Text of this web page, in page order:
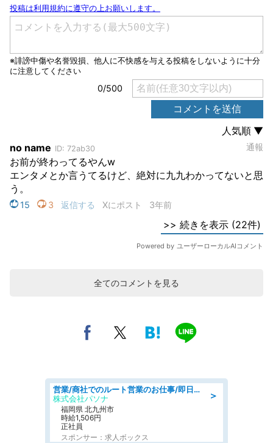
全てのコメントを見る
＞
営業/商社でのルート営業のお仕事/即日勤務可/車通勤可/営業
株式会社パソナ
福岡県 北九州市
時給1,506円
正社員
スポンサー：求人ボックス